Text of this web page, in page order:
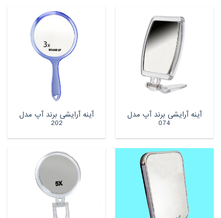
آینه آرایشی برند آپ مدل
074
آینه آرایشی برند آپ مدل
202